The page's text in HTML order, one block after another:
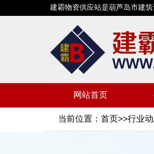
建霸物资供应站是葫芦岛市建
网站首页
当前位置： 首页>>行业